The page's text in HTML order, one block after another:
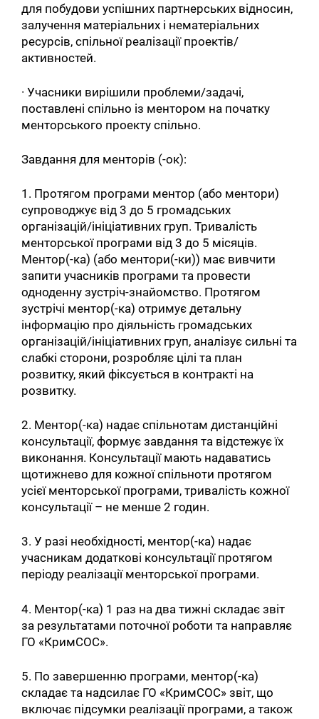
для побудови успішних партнерських відносин,
залучення матеріальних і нематеріальних
ресурсів, спільної реалізації проектів/
активностей.
· Учасники вирішили проблеми/задачі,
поставлені спільно із ментором на початку
менторського проекту спільно.
Завдання для менторів (-ок):
1. Протягом програми ментор (або ментори)
супроводжує від 3 до 5 громадських
організацій/ініціативних груп. Тривалість
менторської програми від 3 до 5 місяців.
Ментор(-ка) (або ментори(-ки)) має вивчити
запити учасників програми та провести
одноденну зустріч-знайомство. Протягом
зустрічі ментор(-ка) отримує детальну
інформацію про діяльність громадських
організацій/ініціативних груп, аналізує сильні та
слабкі сторони, розробляє цілі та план
розвитку, який фіксується в контракті на
розвитку.
2. Ментор(-ка) надає спільнотам дистанційні
консультації, формує завдання та відстежує їх
виконання. Консультації мають надаватись
щотижнево для кожної спільноти протягом
усієї менторської програми, тривалість кожної
консультації – не менше 2 годин.
3. У разі необхідності, ментор(-ка) надає
учасникам додаткові консультації протягом
періоду реалізації менторської програми.
4. Ментор(-ка) 1 раз на два тижні складає звіт
за результатами поточної роботи та направляє
ГО «КримСОС».
5. По завершенню програми, ментор(-ка)
складає та надсилає ГО «КримСОС» звіт, що
включає підсумки реалізації програми, а також